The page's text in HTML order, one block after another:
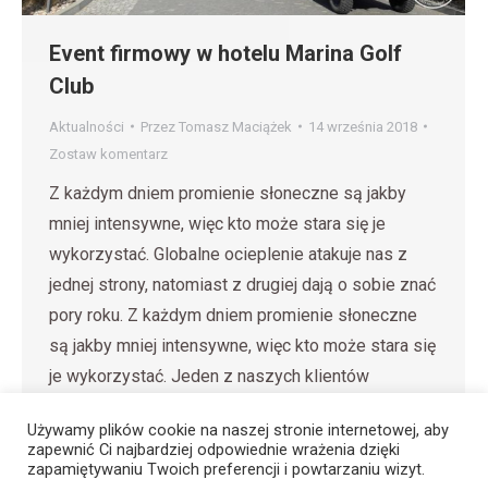
Event firmowy w hotelu Marina Golf
Club
Aktualności Przez Tomasz Maciążek
14 września 2018
Zostaw komentarz
Z każdym dniem promienie słoneczne są jakby
mniej intensywne, więc kto może stara się je
wykorzystać. Globalne ocieplenie atakuje nas z
jednej strony, natomiast z drugiej dają o sobie znać
pory roku. Z każdym dniem promienie słoneczne
są jakby mniej intensywne, więc kto może stara się
je wykorzystać. Jeden z naszych klientów
Używamy plików cookie na naszej stronie internetowej, aby
zapewnić Ci najbardziej odpowiednie wrażenia dzięki
zapamiętywaniu Twoich preferencji i powtarzaniu wizyt.